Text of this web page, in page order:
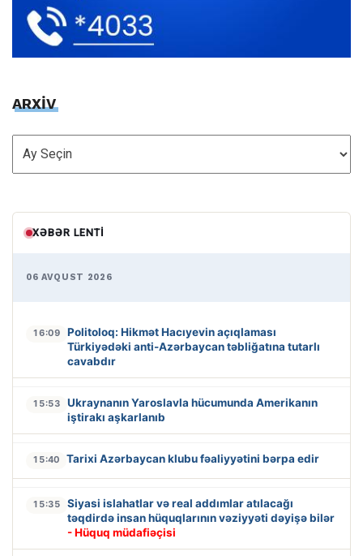
ARXİV
ARXİV
XƏBƏR LENTI
06 AVQUST 2026
16:09
Politoloq: Hikmət Hacıyevin açıqlaması
Türkiyədəki anti-Azərbaycan təbliğatına tutarlı
cavabdır
15:53
Ukraynanın Yaroslavla hücumunda Amerikanın
iştirakı aşkarlanıb
15:40 Tarixi Azərbaycan klubu fəaliyyətini bərpa edir
15:35
Siyasi islahatlar və real addımlar atılacağı
təqdirdə insan hüquqlarının vəziyyəti dəyişə bilər
- Hüquq müdafiəçisi